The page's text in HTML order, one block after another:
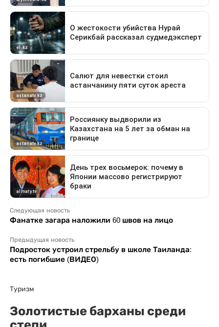
Следующая новость
Фанатке загара наложили 60 швов на лицо
Предыдущая новость
Подросток устроил стрельбу в школе Таиланда:
есть погибшие (ВИДЕО)
Туризм
Золотистые барханы среди